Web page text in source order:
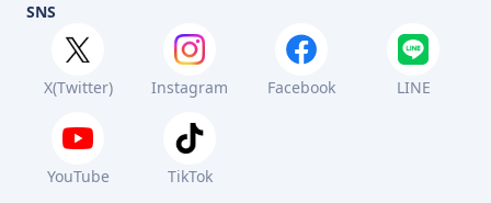
SNS
X(Twitter) Instagram Facebook LINE
YouTube TikTok